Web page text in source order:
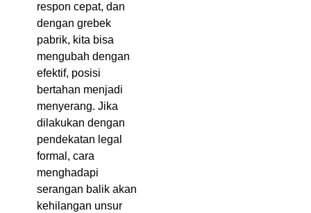
respon cepat, dan
dengan grebek
pabrik, kita bisa
mengubah dengan
efektif, posisi
bertahan menjadi
menyerang. Jika
dilakukan dengan
pendekatan legal
formal, cara
menghadapi
serangan balik akan
kehilangan unsur